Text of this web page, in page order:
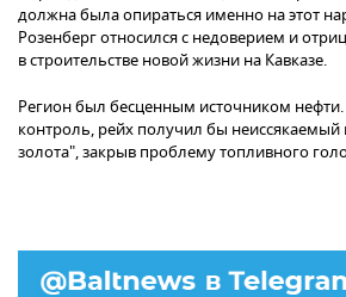
должна была опираться именно на этот
Розенберг относился с недоверием и
в строительстве новой жизни на Кавказе.
Регион был бесценным источником нефти.
контроль, рейх получил бы неиссякаемый
золота", закрыв проблему топливного